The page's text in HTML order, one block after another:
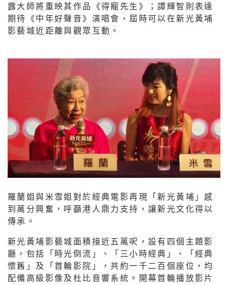
露大師將重映其作品《得寵先生》；譚輝智則表達
期待《中年好聲音》演唱會，屆時可以在新光黃埔
影藝城近距離與觀眾互動。
羅蘭姐與米雪姐對於經典電影再現「新光黃埔」感
到萬分興奮，呼籲港人鼎力支持，讓新光文化得以
傳承。
新光黃埔影藝城面積接近五萬呎，設有四個主題影
廳，包括「時光倒流」、「三小時經典」、「經典
懷舊」及「首輪影院」，共約一千二百個座位，均
配備高級影像及杜比音響系統。開幕首輪播放影片